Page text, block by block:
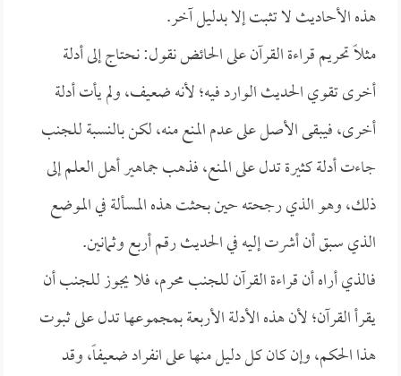
هذه الأحاديث لا تثبت إلا بدليل آخر.
مثلاً تحريم قراءة القرآن على الحائض نقول: نحتاج إلى أدلة
أخرى تقوي الحديث الوارد فيه؛ لأنه ضعيف، ولم يأت أدلة
أخرى، فيبقى الأصل على عدم المنع منه، لكن بالنسبة للجنب
جاءت أدلة كثيرة تدل على المنع، فذهب جماهير أهل العلم إلى
ذلك، وهو الذي رجحته حين بحثت هذه المسألة في الموضع
الذي سبق أن أشرت إليه في الحديث رقم أربع وثمانين.
فالذي أراه أن قراءة القرآن للجنب محرم، فلا يجوز للجنب أن
يقرأ القرآن؛ لأن هذه الأدلة الأربعة بمجموعها تدل على ثبوت
هذا الحكم، وإن كان كل دليل منها على انفراد ضعيفاً، وقد